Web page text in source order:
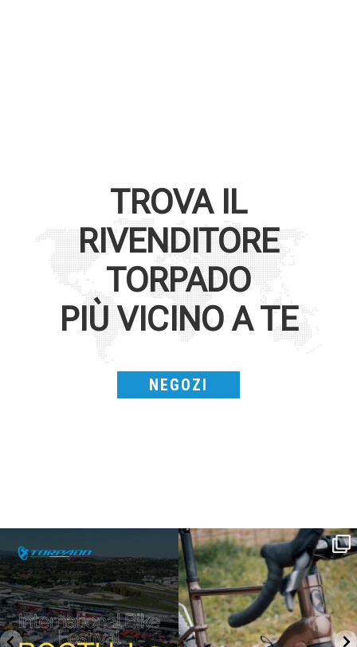
TROVA IL
RIVENDITORE
TORPADO
PIÙ VICINO A TE
NEGOZI
IBF sta per...
14 1
Kepler R è la gravel pensata per affrontare
lunghe...
26 0